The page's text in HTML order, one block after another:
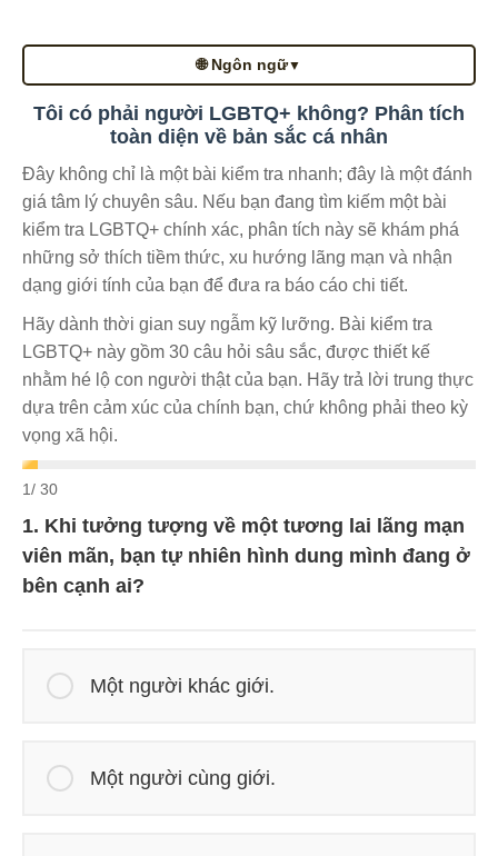
🌐 Ngôn ngữ▼
Tôi có phải người LGBTQ+ không? Phân tích
toàn diện về bản sắc cá nhân
Đây không chỉ là một bài kiểm tra nhanh; đây là một đánh
giá tâm lý chuyên sâu. Nếu bạn đang tìm kiếm một bài
kiểm tra LGBTQ+ chính xác, phân tích này sẽ khám phá
những sở thích tiềm thức, xu hướng lãng mạn và nhận
dạng giới tính của bạn để đưa ra báo cáo chi tiết.
Hãy dành thời gian suy ngẫm kỹ lưỡng. Bài kiểm tra
LGBTQ+ này gồm 30 câu hỏi sâu sắc, được thiết kế
nhằm hé lộ con người thật của bạn. Hãy trả lời trung thực
dựa trên cảm xúc của chính bạn, chứ không phải theo kỳ
vọng xã hội.
1/ 30
1. Khi tưởng tượng về một tương lai lãng mạn
viên mãn, bạn tự nhiên hình dung mình đang ở
bên cạnh ai?
Một người khác giới.
Một người cùng giới.